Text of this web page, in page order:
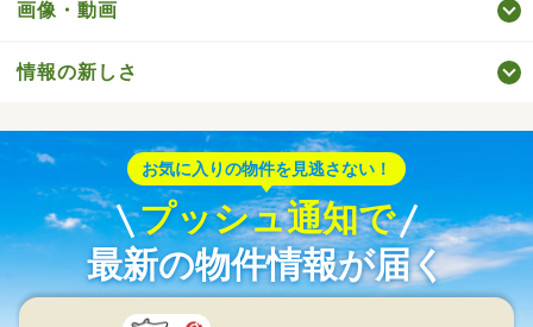
画像・動画
情報の新しさ
お気に入りの物件を見逃さない！
プッシュ通知で
最新の物件情報が届く